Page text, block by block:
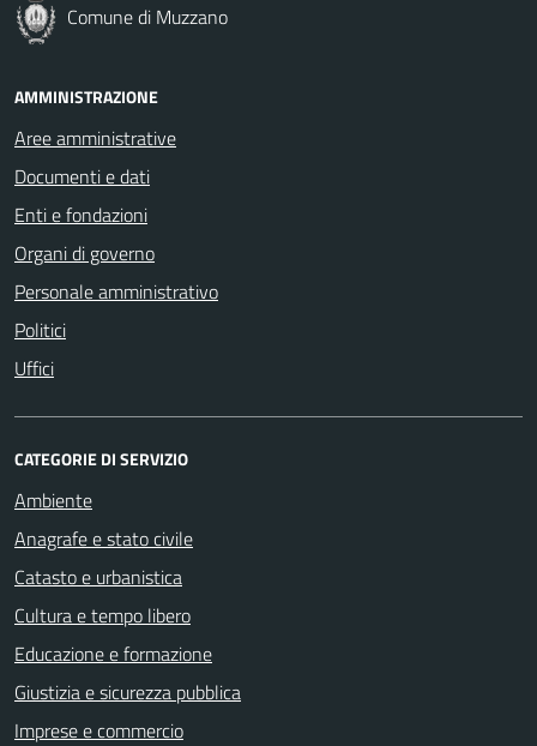
Comune di Muzzano
AMMINISTRAZIONE
Aree amministrative
Documenti e dati
Enti e fondazioni
Organi di governo
Personale amministrativo
Politici
Uffici
CATEGORIE DI SERVIZIO
Ambiente
Anagrafe e stato civile
Catasto e urbanistica
Cultura e tempo libero
Educazione e formazione
Giustizia e sicurezza pubblica
Imprese e commercio